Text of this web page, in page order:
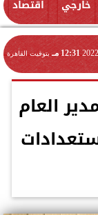
خارجي اقتصاد
12:31 مـ بتوقيت القاهرة
العام